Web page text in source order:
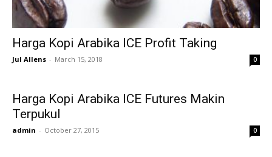
Harga Kopi Arabika ICE Profit Taking
Jul Allens - March 15, 2018 0
Harga Kopi Arabika ICE Futures Makin
Terpukul
admin - October 27, 2015 0